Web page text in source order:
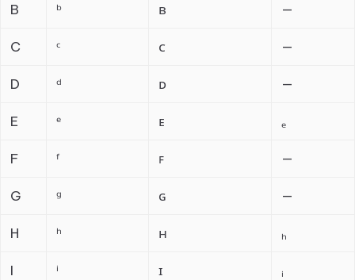
B ᵇ ʙ —
C ᶜ ᴄ —
D ᵈ ᴅ —
E ᵉ ᴇ ₑ
F ᶠ ꜰ —
G ᵍ ɢ —
H ʰ ʜ ₕ
I ⁱ ɪ ᵢ